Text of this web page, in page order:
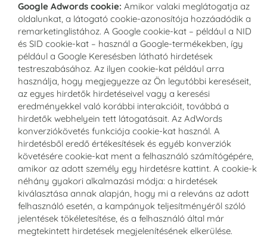
Google Adwords cookie: Amikor valaki meglátogatja az
oldalunkat, a látogató cookie-azonosítója hozzáadódik a
remarketinglistához. A Google cookie-kat – például a NID
és SID cookie-kat – használ a Google-termékekben, így
például a Google Keresésben látható hirdetések
testreszabásához. Az ilyen cookie-kat például arra
használja, hogy megjegyezze az Ön legutóbbi kereséseit,
az egyes hirdetők hirdetéseivel vagy a keresési
eredményekkel való korábbi interakcióit, továbbá a
hirdetők webhelyein tett látogatásait. Az AdWords
konverziókövetés funkciója cookie-kat használ. A
hirdetésből eredő értékesítések és egyéb konverziók
követésére cookie-kat ment a felhasználó számítógépére,
amikor az adott személy egy hirdetésre kattint. A cookie-k
néhány gyakori alkalmazási módja: a hirdetések
kiválasztása annak alapján, hogy mi a releváns az adott
felhasználó esetén, a kampányok teljesítményéről szóló
jelentések tökéletesítése, és a felhasználó által már
megtekintett hirdetések megjelenítésének elkerülése.